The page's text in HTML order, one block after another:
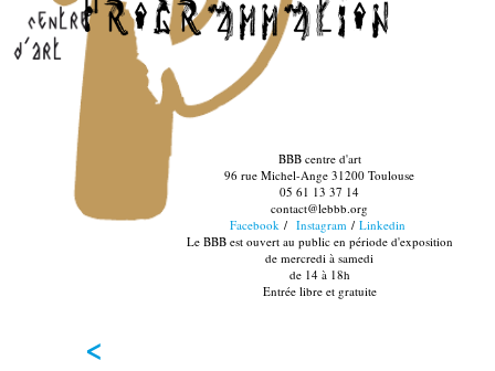
BBB centre d'art
96 rue Michel-Ange 31200 Toulouse
05 61 13 37 14
contact@lebbb.org
Facebook / Instagram/ Linkedin
Le BBB est ouvert au public en période d'exposition
de mercredi à samedi
de 14 à 18h
Entrée libre et gratuite
<